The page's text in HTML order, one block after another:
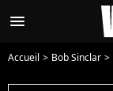
menu
Accueil Bob Sinclar